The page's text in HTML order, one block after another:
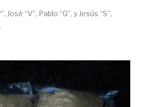
José “V”, Pablo “G”, y Jesús “S”,